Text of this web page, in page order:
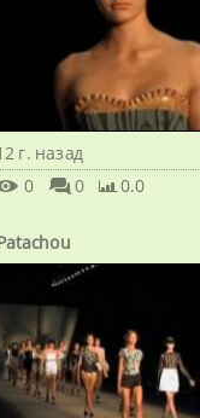
г. назад
0
0 0.0